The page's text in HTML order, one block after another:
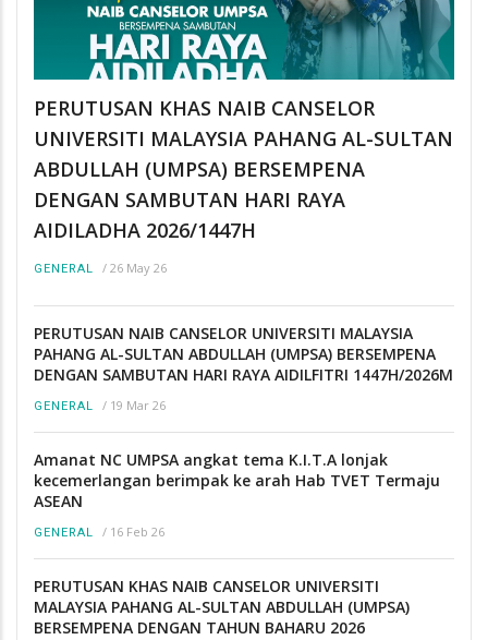
PERUTUSAN KHAS NAIB CANSELOR
UNIVERSITI MALAYSIA PAHANG AL-SULTAN
ABDULLAH (UMPSA) BERSEMPENA
DENGAN SAMBUTAN HARI RAYA
AIDILADHA 2026/1447H
GENERAL / 26 May 26
PERUTUSAN NAIB CANSELOR UNIVERSITI MALAYSIA
PAHANG AL-SULTAN ABDULLAH (UMPSA) BERSEMPENA
DENGAN SAMBUTAN HARI RAYA AIDILFITRI 1447H/2026M
GENERAL / 19 Mar 26
Amanat NC UMPSA angkat tema K.I.T.A lonjak
kecemerlangan berimpak ke arah Hab TVET Termaju
ASEAN
GENERAL / 16 Feb 26
PERUTUSAN KHAS NAIB CANSELOR UNIVERSITI
MALAYSIA PAHANG AL-SULTAN ABDULLAH (UMPSA)
BERSEMPENA DENGAN TAHUN BAHARU 2026